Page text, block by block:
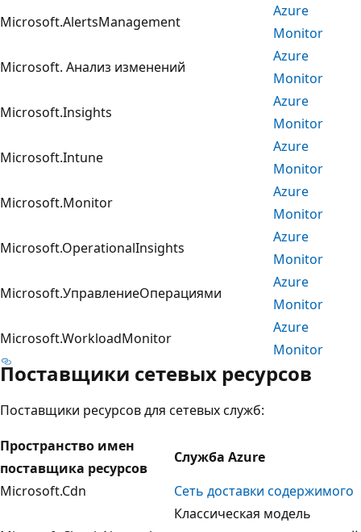
Microsoft.AlertsManagement
Azure
Monitor
Microsoft. Анализ изменений
Azure
Monitor
Microsoft.Insights
Azure
Monitor
Microsoft.Intune
Azure
Monitor
Microsoft.Monitor
Azure
Monitor
Microsoft.OperationalInsights
Azure
Monitor
Microsoft.УправлениеОперациями
Azure
Monitor
Microsoft.WorkloadMonitor
Azure
Monitor
Поставщики сетевых ресурсов
Поставщики ресурсов для сетевых служб:
Пространство имен
поставщика ресурсов
Служба Azure
Microsoft.Cdn
Сеть доставки содержимого
Классическая модель